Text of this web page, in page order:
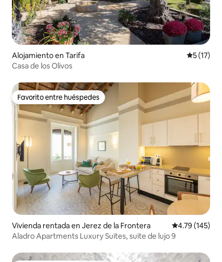
Alojamiento en Tarifa
5 (17)
Casa de los Olivos
Favorito entre huéspedes
Favorito entre huéspedes
Vivienda rentada en Jerez de la Frontera Calificación
4.79 (145)
Aladro Apartments Luxury Suites, suite de lujo 9